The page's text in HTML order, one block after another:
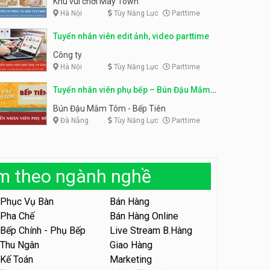
bàn parttime
Tuyển nhân viên tư vấn bán
Shop mỹ phẩm
Tuyển nhân viên bán hàng,
KIBO KIDS
Tuyển nhân viên edit ảnh,
Tuyển nhân viên tiếp thực,
phục vụ bàn
Nhà hàng Phủi Quán
Tuyển nhân viên phục vụ ca
tối – quán kem dừa
Quán kem dừa
Hà Nội Tùy Năng Lực Parttime
Tuyển nhân viên edit ảnh, video parttime
Công ty
Hà Nội Tùy Năng Lực Parttime
Tuyển nhân viên phụ bếp – Bún Đậu Mắm
Tôm – Bếp Tiên
Bún Đậu Mắm Tôm - Bếp Tiên
Đà Nẵng Tùy Năng Lực Parttime
theo ngành nghề
Phục Vụ Bàn
Bán Hàng
Pha Chế
Bán Hàng Online
Bếp Chính - Phụ Bếp
Live Stream B.Hàng
Thu Ngân
Giao Hàng
Kế Toán
Marketing